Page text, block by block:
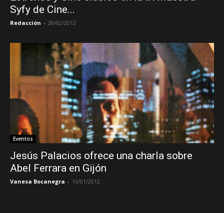
Syfy de Cine...
Redacción - 28/02/2012
Eventos
Jesús Palacios ofrece una charla sobre
Abel Ferrara en Gijón
Vanesa Bocanegra - 16/01/2012